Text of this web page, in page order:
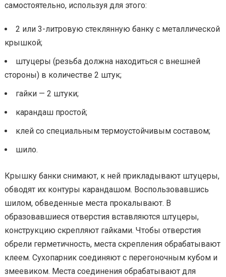
самостоятельно, используя для этого:
2 или 3-литровую стеклянную банку с металлической
крышкой;
штуцеры (резьба должна находиться с внешней
стороны) в количестве 2 штук;
гайки — 2 штуки;
карандаш простой;
клей со специальным термоустойчивым составом;
шило.
Крышку банки снимают, к ней прикладывают штуцеры,
обводят их контуры карандашом. Воспользовавшись
шилом, обведенные места прокалывают. В
образовавшиеся отверстия вставляются штуцеры,
конструкцию скрепляют гайками. Чтобы отверстия
обрели герметичность, места скрепления обрабатывают
клеем. Сухопарник соединяют с перегоночным кубом и
змеевиком. Места соединения обрабатывают для